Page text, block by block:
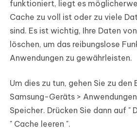
funktioniert, liegt es
Cache zu voll ist oder zu viele
sind. Es ist wichtig, Ihre Daten
löschen, um das reibungslose
Anwendungen zu gewährleisten.
Um dies zu tun, gehen Sie zu den
Samsung-Geräts >
Speicher. Drücken Sie dann auf "
" Cache leeren ".